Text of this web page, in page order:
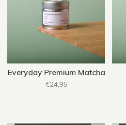
Everyday Premium Matcha
€24,95